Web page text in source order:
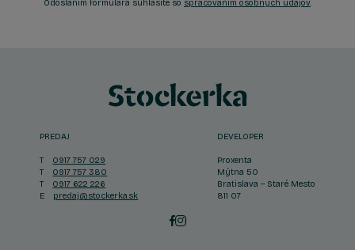
Odoslaním formulára súhlasíte so spracovaním osobných údajov.
PREDAJ
T
0917 757 029
T
0917 757 380
T
0917 622 226
E
predaj@stockerka.sk
DEVELOPER
Proxenta
Mýtna 50
Bratislava – Staré Mesto
811 07